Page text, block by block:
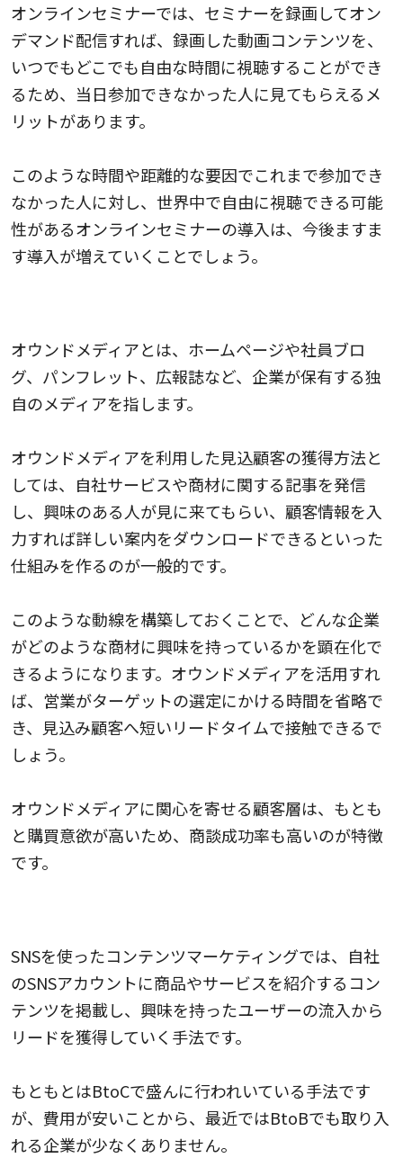
オンラインセミナーでは、セミナーを録画してオン
デマンド配信すれば、録画した動画コンテンツを、
いつでもどこでも自由な時間に視聴することができ
るため、当日参加できなかった人に見てもらえるメ
リットがあります。
このような時間や距離的な要因でこれまで参加でき
なかった人に対し、世界中で自由に視聴できる可能
性があるオンラインセミナーの導入は、今後ますま
す導入が増えていくことでしょう。
オウンドメディアとは、ホームページや社員ブロ
グ、パンフレット、広報誌など、企業が保有する独
自のメディアを指します。
オウンドメディアを利用した見込顧客の獲得方法と
しては、自社サービスや商材に関する記事を発信
し、興味のある人が見に来てもらい、顧客情報を入
力すれば詳しい案内をダウンロードできるといった
仕組みを作るのが一般的です。
このような動線を構築しておくことで、どんな企業
がどのような商材に興味を持っているかを顕在化で
きるようになります。オウンドメディアを活用すれ
ば、営業がターゲットの選定にかける時間を省略で
き、見込み顧客へ短いリードタイムで接触できるで
しょう。
オウンドメディアに関心を寄せる顧客層は、もとも
と購買意欲が高いため、商談成功率も高いのが特徴
です。
SNSを使ったコンテンツマーケティングでは、自社
のSNSアカウントに商品やサービスを紹介するコン
テンツを掲載し、興味を持ったユーザーの流入から
リードを獲得していく手法です。
もともとはBtoCで盛んに行われいている手法です
が、費用が安いことから、最近ではBtoBでも取り入
れる企業が少なくありません。